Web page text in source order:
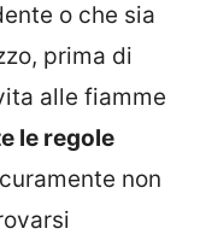
o che sia
prima di
alle fiamme
le regole
non